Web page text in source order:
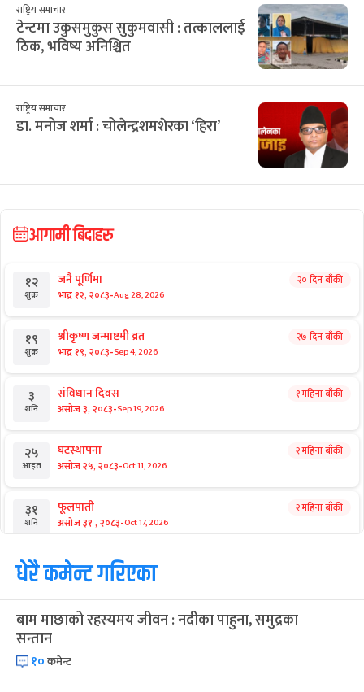
राष्ट्रिय समाचार
टेन्टमा उकुसमुकुस सुकुमवासी : तत्काललाई
ठिक, भविष्य अनिश्चित
राष्ट्रिय समाचार
डा. मनोज शर्मा : चोलेन्द्रशमशेरका ‘हिरा’
आगामी बिदाहरु
१२
शुक्र
जनै पूर्णिमा
भाद्र १२, २०८३-Aug 28, 2026
२० दिन बाँकी
१९
शुक्र
श्रीकृष्ण जन्माष्टमी व्रत
भाद्र १९, २०८३-Sep 4, 2026
२७ दिन बाँकी
३
शनि
संविधान दिवस
असोज ३, २०८३-Sep 19, 2026
१ महिना बाँकी
२५
आइत
घटस्थापना
असोज २५, २०८३-Oct 11, 2026
२ महिना बाँकी
३१
शनि
फूलपाती
असोज ३१ , २०८३-Oct 17, 2026
२ महिना बाँकी
१
आइत
कार्तिक सङ्क्रान्ति
कार्तिक १, २०८३-Oct 18, 2026
३
मंगल
महानवमी २ महिना बाँकी
४
धेरै कमेन्ट गरिएका
बाम माछाको रहस्यमय जीवन : नदीका पाहुना, समुद्रका
सन्तान
१०कमेन्ट